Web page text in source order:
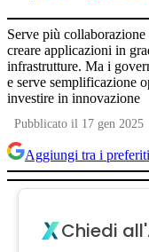
Serve più
creare applicazioni in
infrastrutture. Ma i
e serve semplificazione
investire in innovazione
Pubblicato il 17 gen 2025
Aggiungi tra i
Chiedi